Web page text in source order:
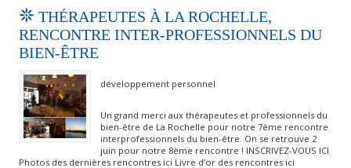
THÉRAPEUTES À LA ROCHELLE,
RENCONTRE INTER-PROFESSIONNELS DU
BIEN-ÊTRE
développement personnel
Un grand merci aux thérapeutes et professionnels du
bien-être de La Rochelle pour notre 7ème rencontre
interprofessionnels du bien-être. On se retrouve 2
juin pour notre 8ème rencontre ! INSCRIVEZ-VOUS ICI
Photos des dernières rencontres ici Livre d’or des rencontres ici